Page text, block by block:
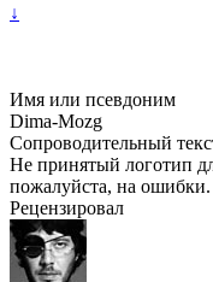
↓
Имя или псевдоним
Dima-Mozg
Сопроводительный
Не принятый логотип
пожалуйста, на ошибки.
Рецензировал